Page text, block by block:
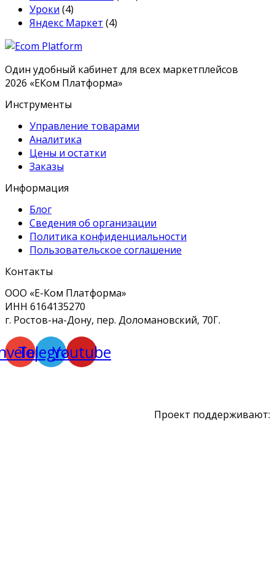
Уроки (4)
Яндекс Маркет (4)
Один удобный кабинет для всех маркетплейсов
2026 «ЕКом Платформа»
Инструменты
Управление товарами
Аналитика
Цены и остатки
Заказы
Информация
Блог
Сведения об организации
Политика конфиденциальности
Пользовательское соглашение
Контакты
ООО «Е-Ком Платформа»
ИНН 6164135270
г. Ростов-на-Дону, пер. Доломановский, 70Г.
Telegram
Youtube
Проект поддерживают: